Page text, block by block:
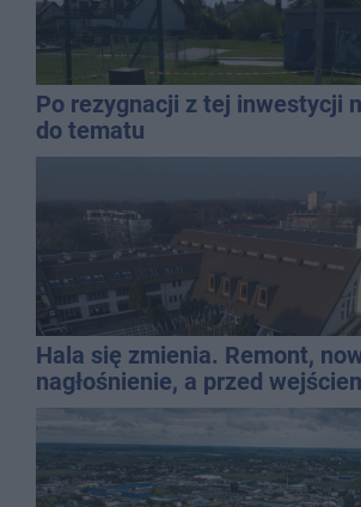
Po rezygnacji z tej inwestycji
do tematu
Hala się zmienia. Remont,
nagłośnienie, a przed
QEMETICA ARENA